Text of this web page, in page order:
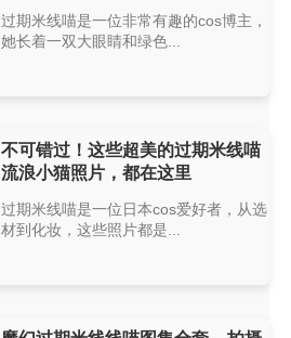
过期米线喵是一位非常有趣的cos博主，
她长着一双大眼睛和绿色...
不可错过！这些超美的过期米线喵
流浪小猫照片，都在这里
过期米线喵是一位日本cos爱好者，从选
材到化妆，这些照片都是...